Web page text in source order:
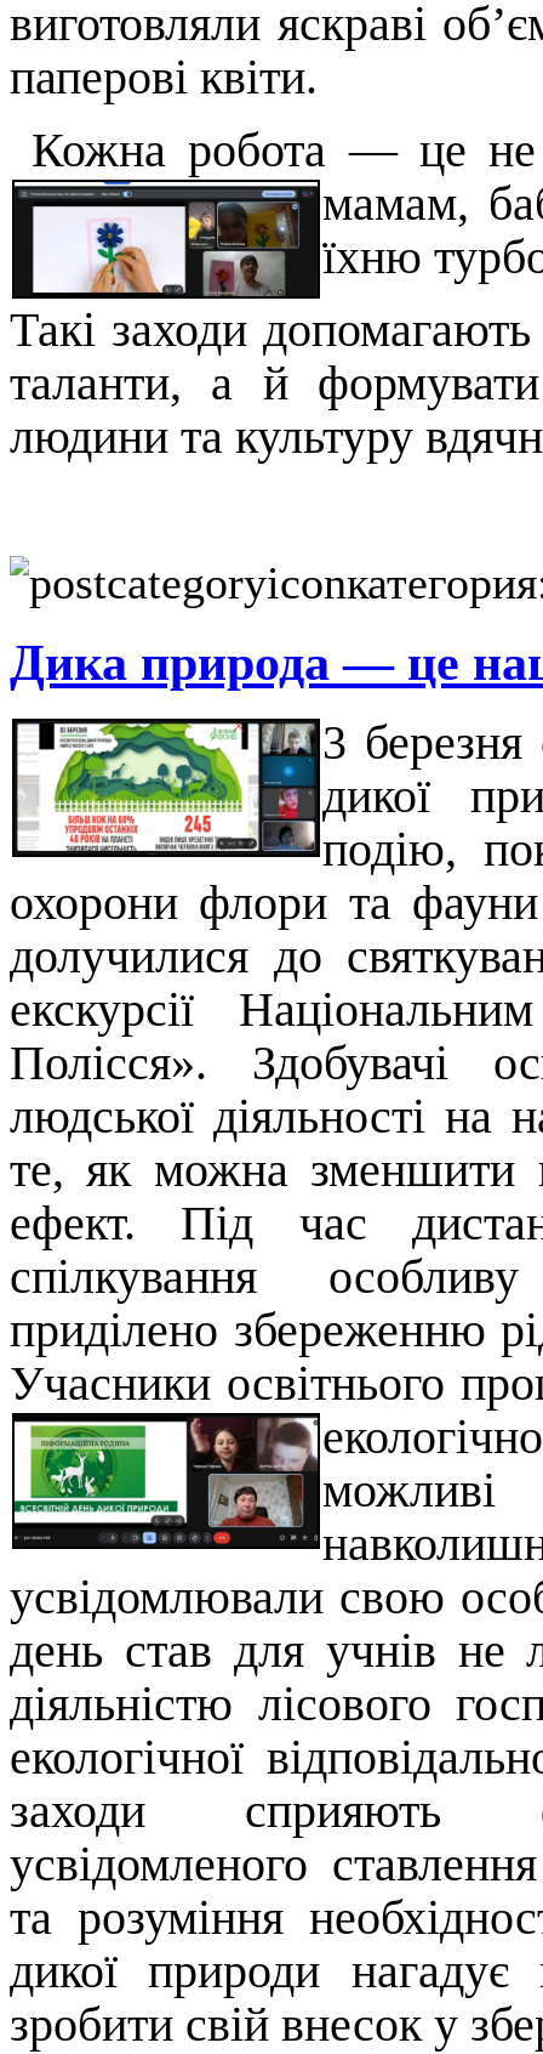
виготовляли яскраві
паперові квіти.
Кожна робота — це не
мамам,
їхню
Такі заходи
таланти, а й
людини та культуру
Дика природа — це
3 березня
дикої
подію,
охорони флори та
долучилися до
екскурсії
Полісся». Здобувачі
людської діяльності на
те, як можна зменшити
ефект. Під час
спілкування
приділено збереженню
Учасники освітнього
усвідомлювали свою
день став для учнів не
діяльністю лісового
екологічної
заходи сприяють
усвідомленого
та розуміння
дикої природи
зробити свій внесок у